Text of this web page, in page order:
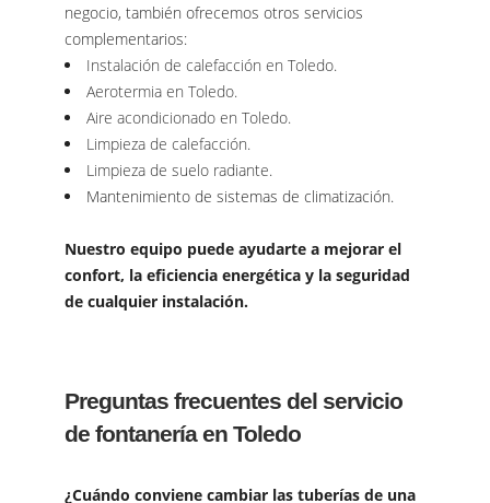
negocio, también ofrecemos otros servicios
complementarios:
Instalación de calefacción en Toledo.
Aerotermia en Toledo.
Aire acondicionado en Toledo.
Limpieza de calefacción.
Limpieza de suelo radiante.
Mantenimiento de sistemas de climatización.
Nuestro equipo puede ayudarte a mejorar el
confort, la eficiencia energética y la seguridad
de cualquier instalación.
Preguntas frecuentes del servicio
de fontanería en Toledo
¿Cuándo conviene cambiar las tuberías de una